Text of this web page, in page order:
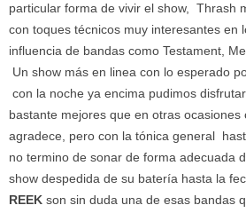
particular forma de vivir el show, Thrash
con toques técnicos muy interesantes en
influencia de bandas como Testament,
Un show más en linea con lo esperado
con la noche ya encima pudimos
bastante mejores que en otras ocasiones
agradece, pero con la tónica general
no termino de sonar de forma adecuada
show despedida de su batería hasta la
REEK son sin duda una de esas bandas